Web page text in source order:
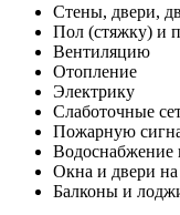
Стены, двери,
Пол (стяжку) и
Вентиляцию
Отопление
Электрику
Слаботочные
Пожарную
Водоснабжение
Окна и двери
Балконы и